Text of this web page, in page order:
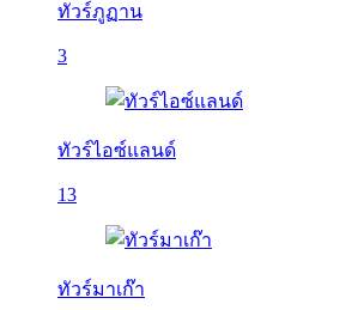
ทัวร์ภูฏาน
3
ทัวร์ไอซ์แลนด์
13
ทัวร์มาเก๊า